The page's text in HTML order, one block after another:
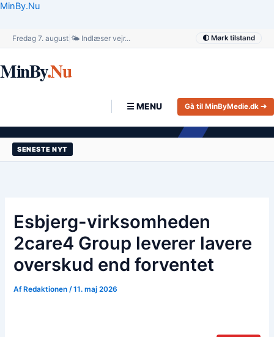
Gå
MinBy.Nu
Fredag 7. august 🌤️ Indlæser vejr... 🌓 Mørk tilstand
MinBy.Nu
☰ MENU Gå til MinByMedie.dk ➔
SENESTE NYT
Esbjerg-virksomheden
2care4 Group leverer lavere
overskud end forventet
AfRedaktionen /11. maj 2026